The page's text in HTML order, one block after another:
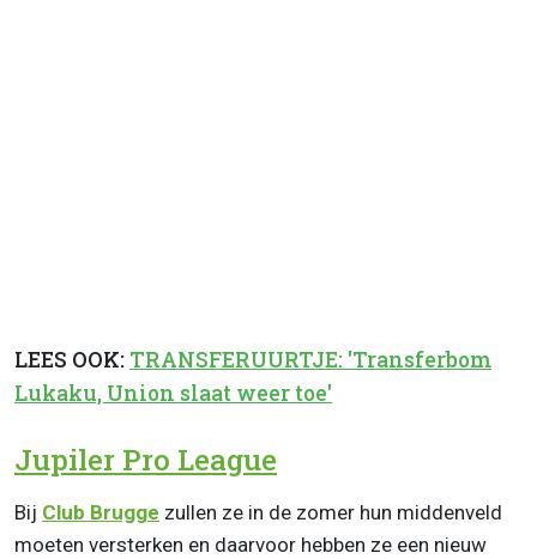
LEES OOK: TRANSFERUURTJE: 'Transferbom
Lukaku, Union slaat weer toe'
Jupiler Pro League
Bij Club Brugge zullen ze in de zomer hun middenveld
moeten versterken en daarvoor hebben ze een nieuw